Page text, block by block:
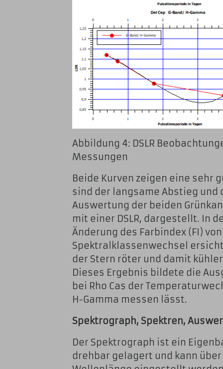
Abbildung 4: DSLR
Messungen
Beide Kurven zeigen eine
sind der langsame Abstieg
Auswertung der beiden
mit einer DSLR, dargestellt. In
Änderung des Farbindex (FI)
Spektralklassenwechsel
der Stern röter und damit
Dieses Ergebnis bildete die
bei Rho Cas der
H-Gamma messen lässt.
Spektrograph, Spektren,
Der Spektrograph ist ein
drehbar gelagert und kann